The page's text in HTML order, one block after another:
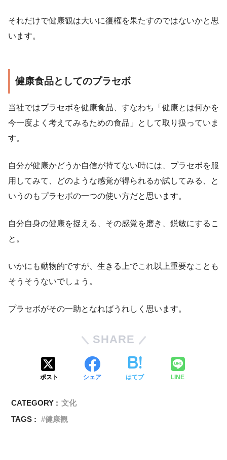
それだけで健康観は大いに復権を果たすのではないかと思
います。
健康食品としてのプラセボ
当社ではプラセボを健康食品、すなわち「健康とは何かを
今一度よく考えてみるための食品」として取り扱っていま
す。
自分が健康かどうか自信が持てない時には、プラセボを服
用してみて、どのような感覚が得られるか試してみる、と
いうのもプラセボの一つの使い方だと思います。
自分自身の健康を捉える、その感覚を磨き、鋭敏にするこ
と。
いかにも動物的ですが、生きる上でこれ以上重要なことも
そうそうないでしょう。
プラセボがその一助となればうれしく思います。
SHARE
ポスト シェア はてブ LINE
CATEGORY : 文化
TAGS :
健康観